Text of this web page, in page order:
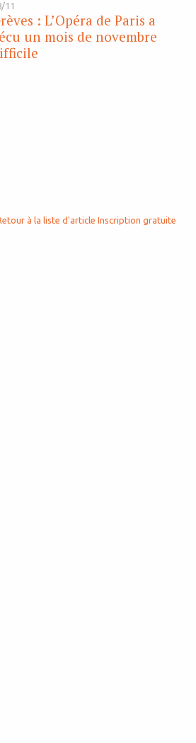
11
: L’Opéra de Paris a
un mois de novembre
à la liste d'article Inscription gratuite